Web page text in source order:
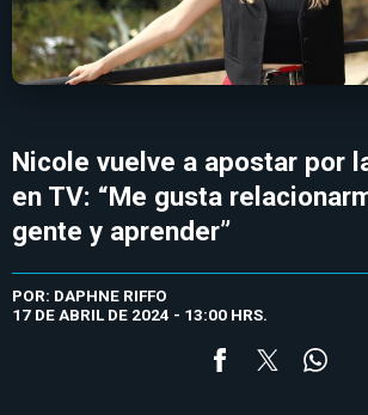
Nicole vuelve a apostar por
en TV: “Me gusta
gente y aprender”
POR: DAPHNE RIFFO
17 DE ABRIL DE 2024 - 13:00 HRS.